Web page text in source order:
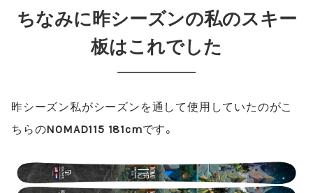
ちなみに昨シーズンの私のスキー
板はこれでした
昨シーズン私がシーズンを通して使用していたのがこ
ちらのNOMAD115 181cmです。